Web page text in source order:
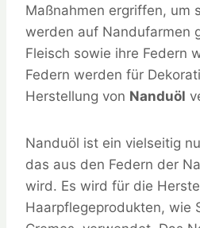
Maßnahmen ergriffen, um
werden auf Nandufarmen
Fleisch sowie ihre Federn
Federn werden für
Herstellung von Nanduöl
Nanduöl ist ein vielseitig
das aus den Federn der
wird. Es wird für die
Haarpflegeprodukten, wie